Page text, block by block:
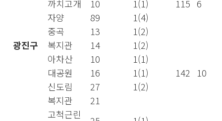
까치고개
10 1(1) 115 6
광진구
자양 89
1(4)
중곡
13
1(2)
복지관
14
1(2)
아차산
10
1(1)
대공원
16 1(1) 142 10
신도림 27
1(2)
복지관
21
고척근린